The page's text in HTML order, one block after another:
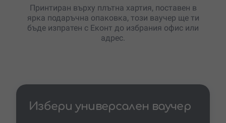
Принтиран върху плътна хартия, поставен в
ярка подаръчна опаковка, този ваучер ще ти
бъде изпратен с Еконт до избрания офис или
адрес.
Избери универсален ваучер